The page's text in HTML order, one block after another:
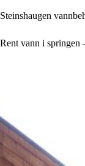
Steinshaugen
Rent vann i springen